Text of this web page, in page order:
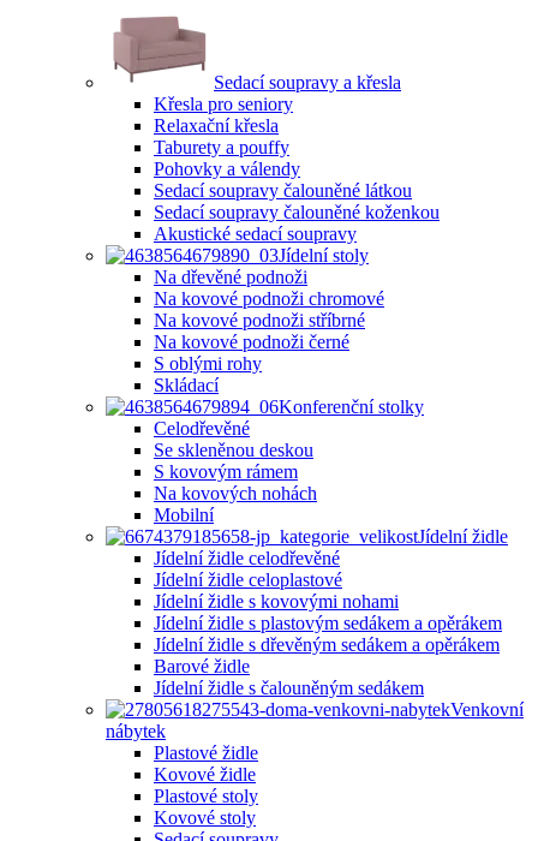
Sedací soupravy a křesla
Křesla pro seniory
Relaxační křesla
Taburety a pouffy
Pohovky a válendy
Sedací soupravy čalouněné látkou
Sedací soupravy čalouněné koženkou
Akustické sedací soupravy
Jídelní stoly
Na dřevěné podnoži
Na kovové podnoži chromové
Na kovové podnoži stříbrné
Na kovové podnoži černé
S oblými rohy
Skládací
Konferenční stolky
Celodřevěné
Se skleněnou deskou
S kovovým rámem
Na kovových nohách
Mobilní
Jídelní židle
Jídelní židle celodřevěné
Jídelní židle celoplastové
Jídelní židle s kovovými nohami
Jídelní židle s plastovým sedákem a opěrákem
Jídelní židle s dřevěným sedákem a opěrákem
Barové židle
Jídelní židle s čalouněným sedákem
Venkovní
nábytek
Plastové židle
Kovové židle
Plastové stoly
Kovové stoly